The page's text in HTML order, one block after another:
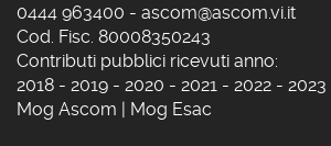
0444 963400 - ascom@ascom.vi.it
Cod. Fisc. 80008350243
Contributi pubblici ricevuti anno:
2018 - 2019 - 2020 - 2021 - 2022 - 2023
Mog Ascom | Mog Esac